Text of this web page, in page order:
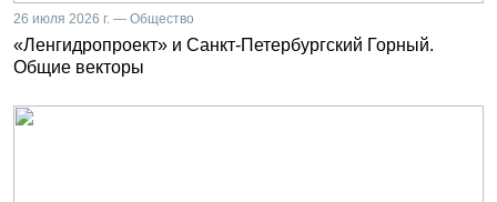
26 июля 2026 г. — Общество
«Ленгидропроект» и Санкт-Петербургский Горный.
Общие векторы